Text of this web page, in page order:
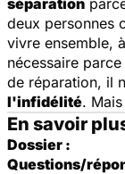
deux personnes
vivre ensemble,
nécessaire
de réparation, il
l'infidélité.
En savoir
Dossier :
Questions/